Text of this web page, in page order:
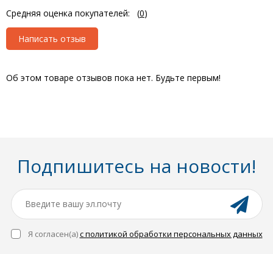
Средняя оценка покупателей: (0)
Написать отзыв
Об этом товаре отзывов пока нет. Будьте первым!
Подпишитесь на новости!
Я согласен(a)с политикой обработки персональных данных